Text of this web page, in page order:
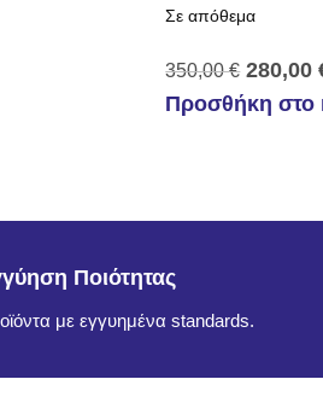
Σε απόθεμα
350,00€ 280,00
Προσθήκη στο
Ποιότητας
με εγγυημένα standards.